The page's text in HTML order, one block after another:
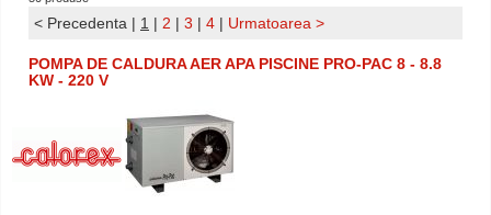
< Precedenta | 1 | 2 | 3 | 4 | Urmatoarea >
POMPA DE CALDURA AER APA PISCINE PRO-PAC 8 - 8.8
KW - 220 V